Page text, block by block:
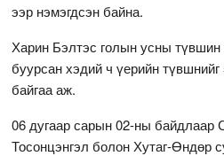
ээр нэмэгдсэн байна.
Харин Бэлтэс голын усны
буурсан хэдий ч үерийн
байгаа аж.
06 дугаар сарын 02-ны байдлаар
Тосонцэнгэл болон Хутаг-Өндөр